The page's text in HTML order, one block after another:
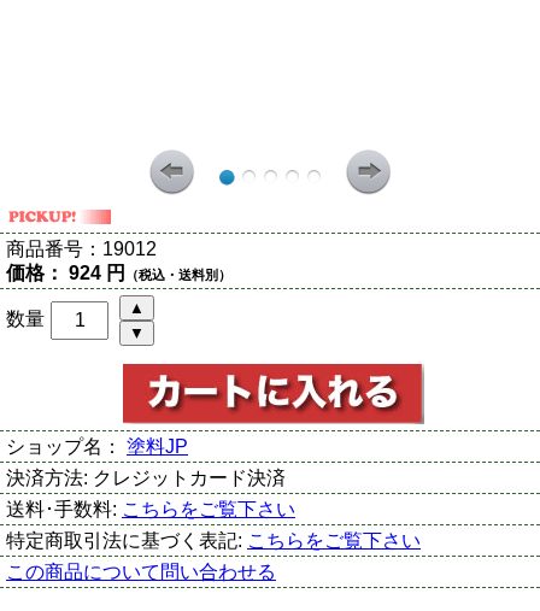
商品番号： 19012
価格： 924 円 （税込・送料別）
数量
ショップ名： 塗料JP
決済方法: クレジットカード決済
送料･手数料: こちらをご覧下さい
特定商取引法に基づく表記: こちらをご覧下さい
この商品について問い合わせる